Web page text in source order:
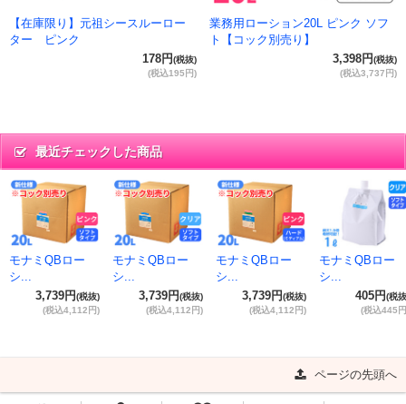
【在庫限り】元祖シースルーロー
ター ピンク
178円(税抜)
(税込195円)
業務用ローション20L ピンク ソフ
ト【コック別売り】
3,398円(税抜)
(税込3,737円)
最近チェックした商品
モナミQBロー
シ...
3,739円(税抜)
(税込4,112円)
モナミQBロー
シ...
3,739円(税抜)
(税込4,112円)
モナミQBロー
シ...
3,739円(税抜)
(税込4,112円)
モナミQBロー
シ...
405円(税
(税込445
ページの先頭へ